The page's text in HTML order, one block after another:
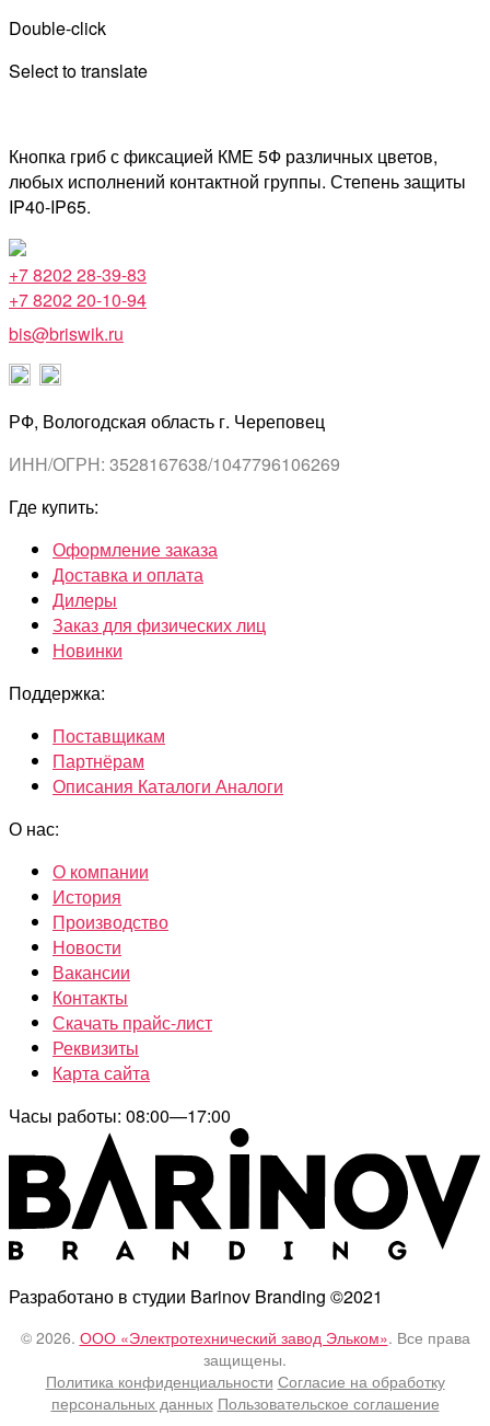
Double-click
Select to translate
Кнопка гриб с фиксацией КМЕ 5Ф различных цветов,
любых исполнений контактной группы. Степень защиты
IP40-IP65.
+7 8202 28-39-83
+7 8202 20-10-94
bis@briswik.ru
РФ, Вологодская область г. Череповец
ИНН/ОГРН: 3528167638/1047796106269
Где купить:
Оформление заказа
Доставка и оплата
Дилеры
Заказ для физических лиц
Новинки
Поддержка:
Поставщикам
Партнёрам
Описания Каталоги Аналоги
О нас:
О компании
История
Производство
Новости
Вакансии
Контакты
Скачать прайс-лист
Реквизиты
Карта сайта
Часы работы: 08:00—17:00
Разработано в студии Barinov Branding ©2021
© 2026. ООО «Электротехнический завод Эльком». Все права
защищены.
Политика конфиденциальности Согласие на обработку
персональных данных Пользовательское соглашение